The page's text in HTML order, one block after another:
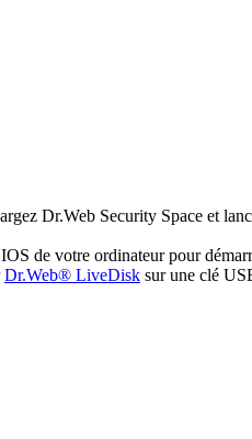
Dr.Web Security Space et
de votre ordinateur pour
Dr.Web® LiveDisk sur une clé